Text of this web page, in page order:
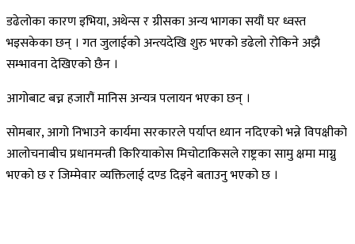
डढेलोका कारण इभिया, अथेन्स र ग्रीसका अन्य भागका सयौं घर ध्वस्त
भइसकेका छन् । गत जुलाईको अन्त्यदेखि शुरु भएको डढेलो रोकिने अझै
सम्भावना देखिएको छैन ।
आगोबाट बच्न हजारौं मानिस अन्यत्र पलायन भएका छन् ।
सोमबार, आगो निभाउने कार्यमा सरकारले पर्याप्त ध्यान नदिएको भन्ने विपक्षीको
आलोचनाबीच प्रधानमन्त्री किरियाकोस मिचोटाकिसले राष्ट्रका सामु क्षमा माग्नु
भएको छ र जिम्मेवार व्यक्तिलाई दण्ड दिइने बताउनु भएको छ ।